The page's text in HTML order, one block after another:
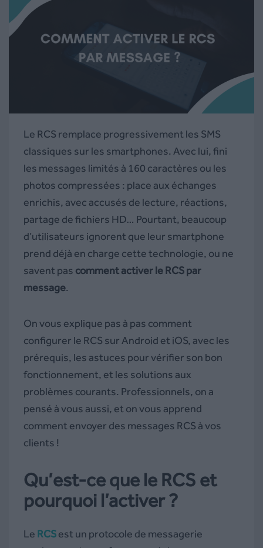
Le RCS remplace progressivement les SMS
classiques sur les smartphones. Avec lui, fini
les messages limités à 160 caractères ou les
photos compressées : place aux échanges
enrichis, avec accusés de lecture, réactions,
partage de fichiers HD… Pourtant, beaucoup
d’utilisateurs ignorent que leur smartphone
prend déjà en charge cette technologie, ou ne
savent pas comment activer le RCS par
message.
On vous explique pas à pas comment
configurer le RCS sur Android et iOS, avec les
prérequis, les astuces pour vérifier son bon
fonctionnement, et les solutions aux
problèmes courants. Professionnels, on a
pensé à vous aussi, et on vous apprend
comment envoyer des messages RCS à vos
clients !
Qu’est-ce que le RCS et
pourquoi l’activer ?
Le RCSest un protocole de messagerie